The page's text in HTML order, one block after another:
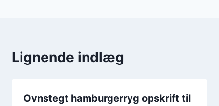
Lignende indlæg
Ovnstegt hamburgerryg opskrift til